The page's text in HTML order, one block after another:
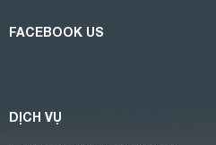
FACEBOOK US
DỊCH VỤ